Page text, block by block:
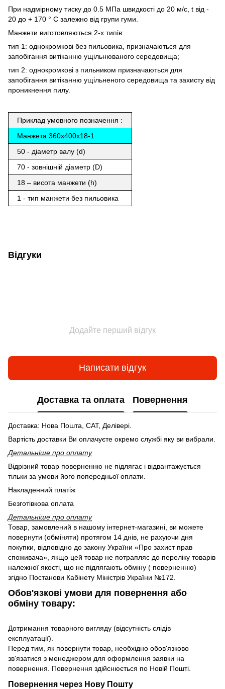
При надмірному тиску до 0.5 МПа швидкості до 20 м/с, t від -
20 до + 170 ° С залежно від групи гуми.
Манжети виготовляються 2-х типів:
тип 1: однокромкові без пильовика, призначаються для
запобігання витіканню ущільнюваного середовища;
тип 2: однокромкові з пильником призначаються для
запобігання витіканню ущільненого середовища та захисту від
проникнення пилу.
Приклад умовного позначення :
Манжета 360х400х18-1
50 - діаметр валу (d)
70 - зовнішній діаметр (D)
18 – висота манжети (h)
1 - тип манжети без пильовика
Відгуки
Додайте перший відгук
Написати відгук
Доставка та оплата Повернення
Доставка: Нова Пошта, САТ, Делівері.
Вартість доставки Ви оплачуєте окремо службі яку ви вибрали.
Детальніше про оплату
Відрізний товар поверненню не підлягає і відвантажується
тільки за умови його попередньої оплати.
Накладенний платіж
Безготівкова оплата
Детальніше про оплату
Товар, замовлений в нашому інтернет-магазині, ви можете
повернути (обміняти) протягом 14 днів, не рахуючи дня
покупки, відповідно до закону України «Про захист прав
споживача», якщо цей товар не потрапляє до переліку товарів
належної якості, що не підлягають обміну ( поверненню)
згідно Постанови Кабінету Міністрів України №172.
Обов'язкові умови для повернення або
обміну товару:
Дотримання товарного вигляду (відсутність слідів
експлуатації).
Перед тим, як повернути товар, необхідно обов'язково
зв'язатися з менеджером для оформлення заявки на
повернення. Повернення здійснюється по Новій Пошті.
Повернення через Нову Пошту